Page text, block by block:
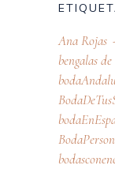
Ana Rojas
bengalas